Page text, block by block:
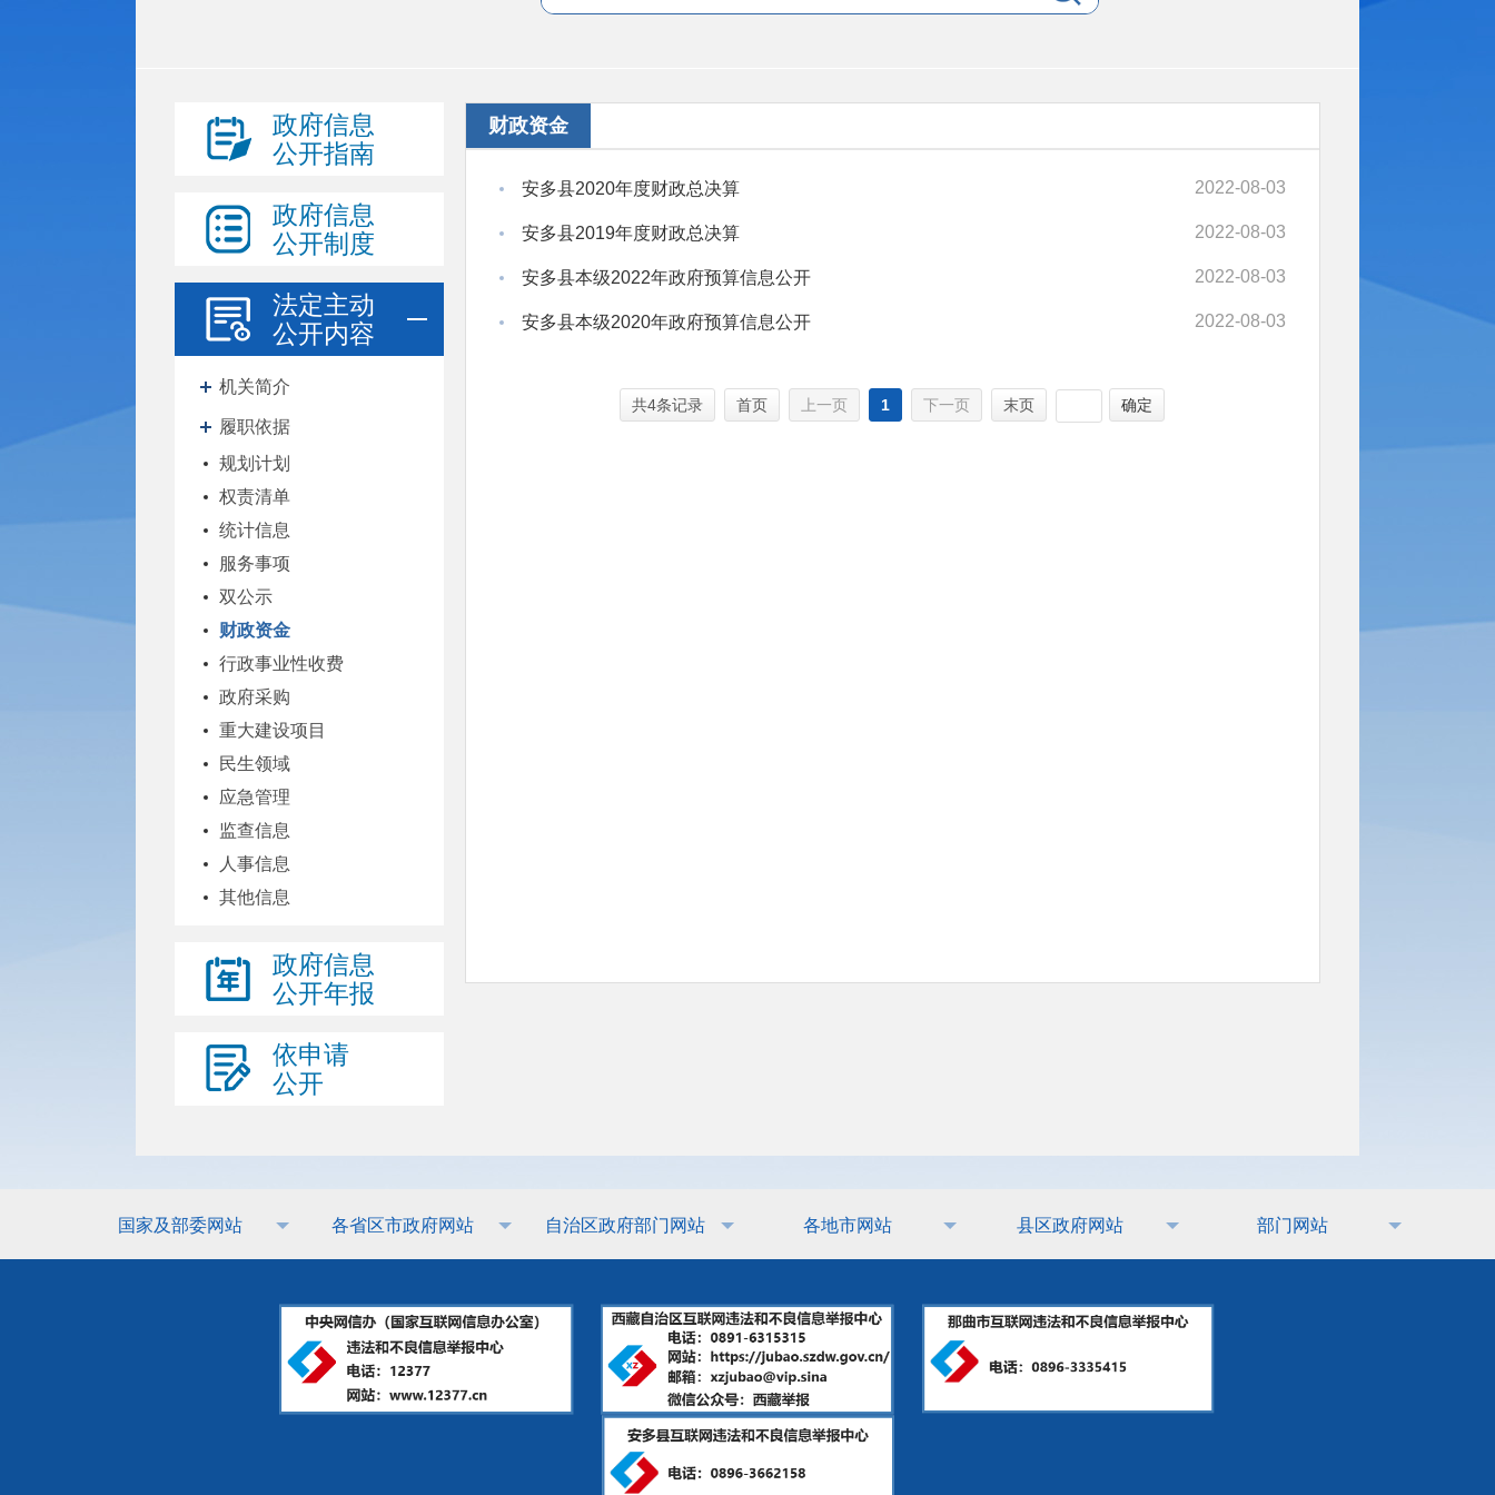
政府信息
公开指南
政府信息
公开制度
法定主动
公开内容
机关简介
履职依据
规划计划
权责清单
统计信息
服务事项
双公示
财政资金
行政事业性收费
政府采购
重大建设项目
民生领域
应急管理
监查信息
人事信息
其他信息
政府信息
公开年报
依申请
公开
财政资金
安多县2020年度财政总决算 2022-08-03
安多县2019年度财政总决算 2022-08-03
安多县本级2022年政府预算信息公开 2022-08-03
安多县本级2020年政府预算信息公开 2022-08-03
共4条记录 首页 上一页 1 下一页 末页 确定
国家及部委网站 各省区市政府网站 自治区政府部门网站 各地市网站 县区政府网站 部门网站